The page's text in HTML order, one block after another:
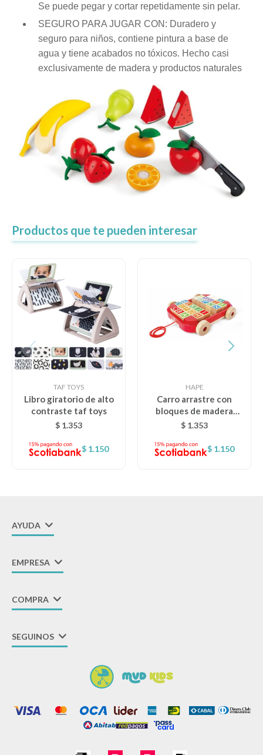
Se puede pegar y cortar repetidamente sin pelar.
SEGURO PARA JUGAR CON: Duradero y
seguro para niños, contiene pintura a base de
agua y tiene acabados no tóxicos. Hecho casi
exclusivamente de madera y productos naturales
Productos que te pueden interesar
TAF TOYS
Libro giratorio de alto
contraste taf toys
$ 1.353
$ 1.150
HAPE
Carro arrastre con
bloques de madera
HAPE
$ 1.353
$ 1.150
AYUDA
EMPRESA
COMPRA
SEGUINOS